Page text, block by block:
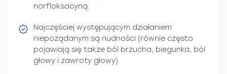
norfloksacyną.
Najczęściej występującym działaniem
niepożądanym są nudności (równie często
pojawiają się także ból brzucha, biegunka, ból
głowy i zawroty głowy).